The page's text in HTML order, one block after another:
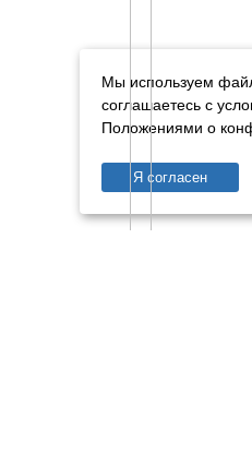
Мы используем
соглашаетесь с
Положениями о
Я согласен